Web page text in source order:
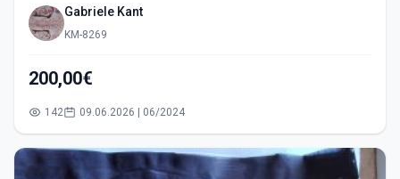
Gabriele Kant
KM-8269
200,00€
142 09.06.2026 | 06/2024